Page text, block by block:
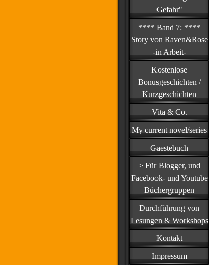
Gefahr"
**** Band 7: ****
Story von Raven&Rose
-in Arbeit-
Kostenlose
Bonusgeschichten /
Kurzgeschichten
Vita & Co.
My current novel/series
Gaestebuch
> Für Blogger, und
Facebook- und Youtube
Büchergruppen
Durchführung von
Lesungen & Workshops
Kontakt
Impressum